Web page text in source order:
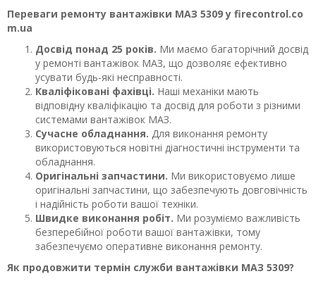
Переваги ремонту вантажівки МАЗ 5309 у firecontrol.co
m.ua
Досвід понад 25 років. Ми маємо багаторічний досвід
у ремонті вантажівок МАЗ, що дозволяє ефективно
усувати будь-які несправності.
Кваліфіковані фахівці. Наші механіки мають
відповідну кваліфікацію та досвід для роботи з різними
системами вантажівок МАЗ.
Сучасне обладнання. Для виконання ремонту
використовуються новітні діагностичні інструменти та
обладнання.
Оригінальні запчастини. Ми використовуємо лише
оригінальні запчастини, що забезпечують довговічність
і надійність роботи вашої техніки.
Швидке виконання робіт. Ми розуміємо важливість
безперебійної роботи вашої вантажівки, тому
забезпечуємо оперативне виконання ремонту.
Як продовжити термін служби вантажівки МАЗ 5309?